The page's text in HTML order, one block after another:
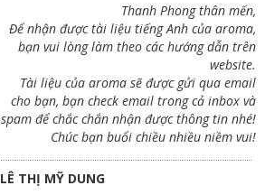
Thanh Phong thân mến,
Để nhận được tài liệu tiếng Anh của aroma,
bạn vui lòng làm theo các hướng dẫn trên
website.
Tài liệu của aroma sẽ được gửi qua email
cho bạn, bạn check email trong cả inbox và
spam để chắc chắn nhận được thông tin nhé!
Chúc bạn buổi chiều nhiều niềm vui!
LÊ THỊ MỸ DUNG